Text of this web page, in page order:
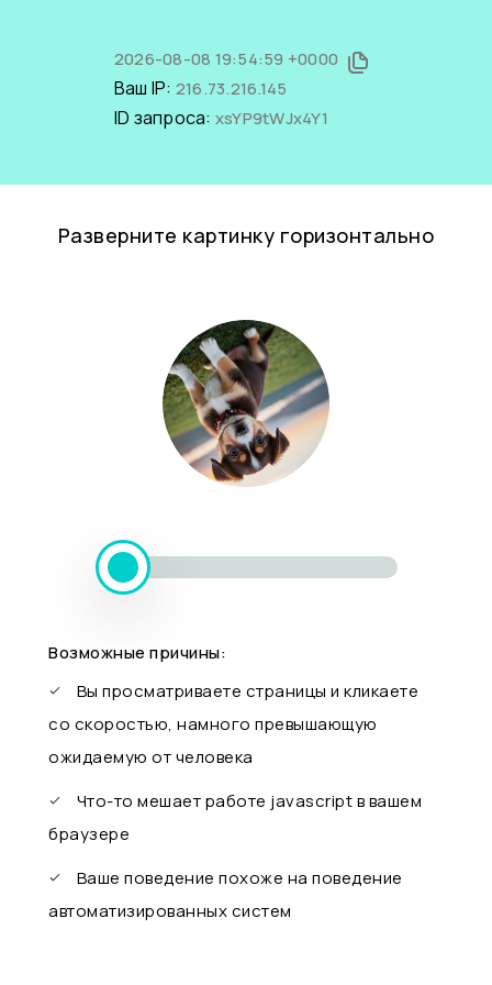
2026-08-08 19:54:59 +0000
Ваш IP: 216.73.216.145
ID запроса: xsYP9tWJx4Y1
Разверните картинку горизонтально
Возможные причины:
Вы просматриваете страницы и кликаете
со скоростью, намного превышающую
ожидаемую от человека
Что-то мешает работе javascript в вашем
браузере
Ваше поведение похоже на поведение
автоматизированных систем